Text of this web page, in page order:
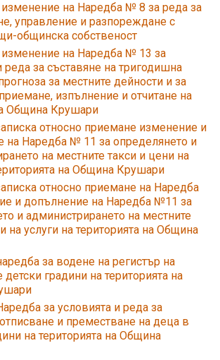
на Наредба № 8 за реда за
управление и разпореждане с
общинска собственост
изменение на Наредба № 13 за
реда за съставяне на тригодишна
за местните дейности и за
изпълнение и отчитане на
Община Крушари
относно приемане изменение и
на Наредба № 11 за определянето и
на местните такси и цени на
на Община Крушари
относно приемане на Наредба
и допълнение на Наредба №11 за
и администрирането на местните
на услуги на територията на Община
за водене на регистър на
градини на територията на
за условията и реда за
и преместване на деца в
на територията на Община